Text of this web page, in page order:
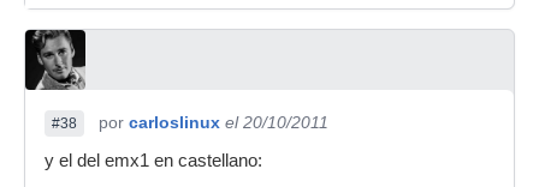
#38 por carloslinux el 20/10/2011
y el del emx1 en castellano: